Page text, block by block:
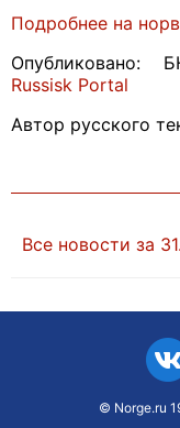
Подробнее на
Опубликовано:
Russisk Portal
Автор русского
Все новости за
© Norge.ru